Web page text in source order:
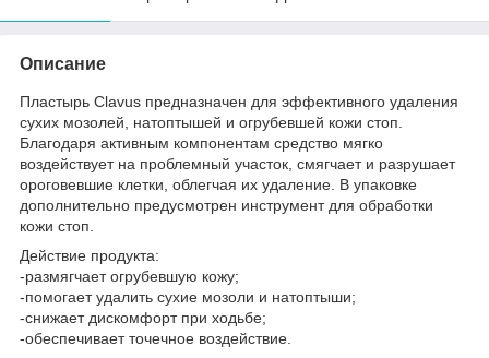
Описание
Пластырь Clavus предназначен для эффективного удаления
сухих мозолей, натоптышей и огрубевшей кожи стоп.
Благодаря активным компонентам средство мягко
воздействует на проблемный участок, смягчает и разрушает
ороговевшие клетки, облегчая их удаление. В упаковке
дополнительно предусмотрен инструмент для обработки
кожи стоп.
Действие продукта:
-размягчает огрубевшую кожу;
-помогает удалить сухие мозоли и натоптыши;
-снижает дискомфорт при ходьбе;
-обеспечивает точечное воздействие.